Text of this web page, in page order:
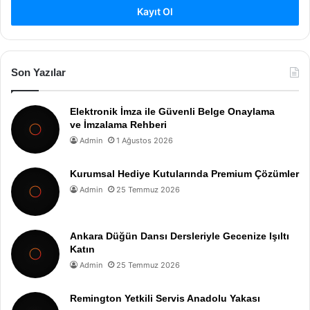
Kayıt Ol
Son Yazılar
Elektronik İmza ile Güvenli Belge Onaylama
ve İmzalama Rehberi
Admin 1 Ağustos 2026
Kurumsal Hediye Kutularında Premium Çözümler
Admin 25 Temmuz 2026
Ankara Düğün Dansı Dersleriyle Gecenize Işıltı
Katın
Admin 25 Temmuz 2026
Remington Yetkili Servis Anadolu Yakası